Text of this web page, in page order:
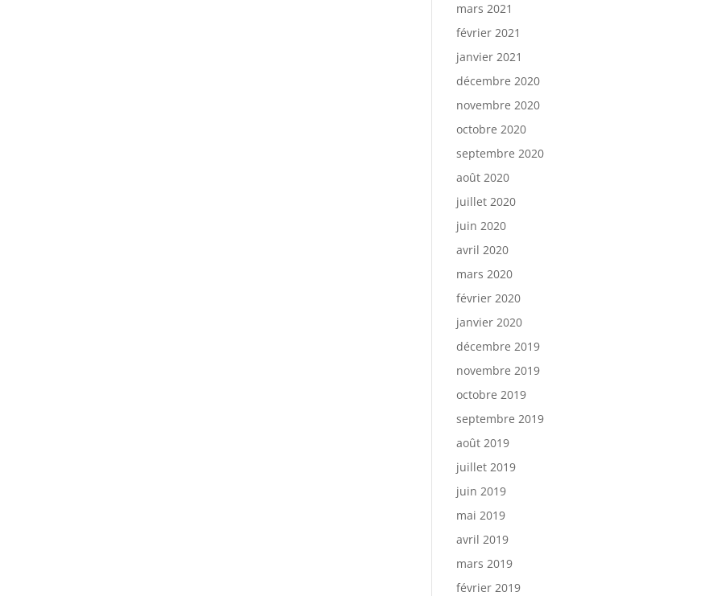
mars 2021
février 2021
janvier 2021
décembre 2020
novembre 2020
octobre 2020
septembre 2020
août 2020
juillet 2020
juin 2020
avril 2020
mars 2020
février 2020
janvier 2020
décembre 2019
novembre 2019
octobre 2019
septembre 2019
août 2019
juillet 2019
juin 2019
mai 2019
avril 2019
mars 2019
février 2019